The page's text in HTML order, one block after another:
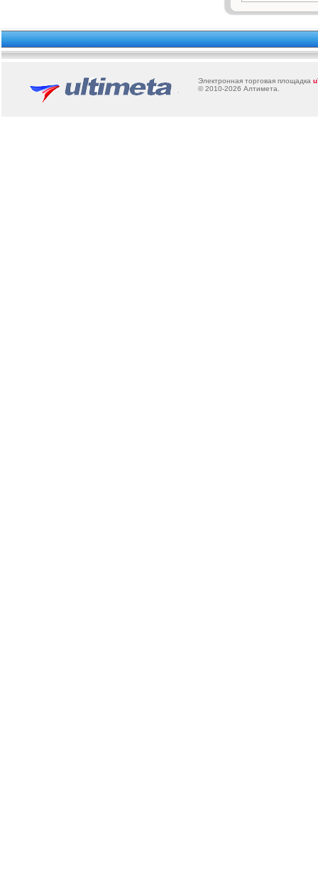
Электронная торговая площадка u
© 2010-2026 Алтимета